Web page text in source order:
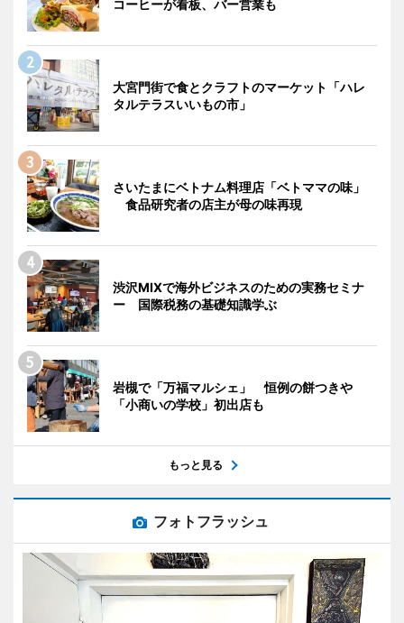
コーヒーが看板、バー営業も
大宮門街で食とクラフトのマーケット「ハレ
タルテラスいいもの市」
さいたまにベトナム料理店「ベトママの味」
食品研究者の店主が母の味再現
渋沢MIXで海外ビジネスのための実務セミナ
ー 国際税務の基礎知識学ぶ
岩槻で「万福マルシェ」 恒例の餅つきや
「小商いの学校」初出店も
もっと見る
フォトフラッシュ